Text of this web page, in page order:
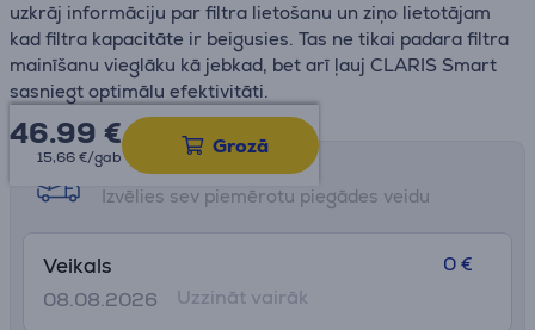
uzkrāj informāciju par filtra lietošanu un ziņo lietotājam
kad filtra kapacitāte ir beigusies. Tas ne tikai padara filtra
mainīšanu vieglāku kā jebkad, bet arī ļauj CLARIS Smart
sasniegt optimālu efektivitāti.
46.99 €
15,66 €/gab Grozā
Saņemšanas iespējas
Izvēlies sev piemērotu piegādes veidu
Veikals
08.08.2026
0 €
Uzzināt vairāk